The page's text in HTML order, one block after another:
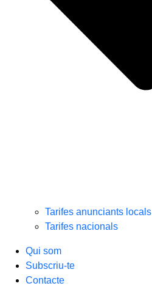
Tarifes anunciants locals
Tarifes nacionals
Qui som
Subscriu-te
Contacte